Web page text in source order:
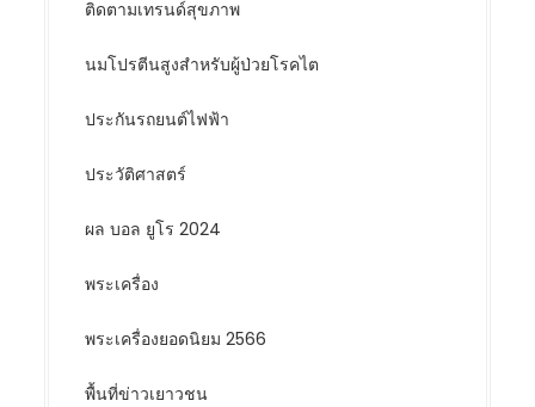
ติดตามเทรนด์สุขภาพ
นมโปรตีนสูงสำหรับผู้ป่วยโรคไต
ประกันรถยนต์ไฟฟ้า
ประวัติศาสตร์
ผล บอล ยูโร 2024
พระเครื่อง
พระเครื่องยอดนิยม 2566
พื้นที่ข่าวเยาวชน